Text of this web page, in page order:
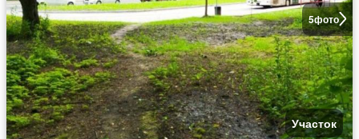
5фото
Участок